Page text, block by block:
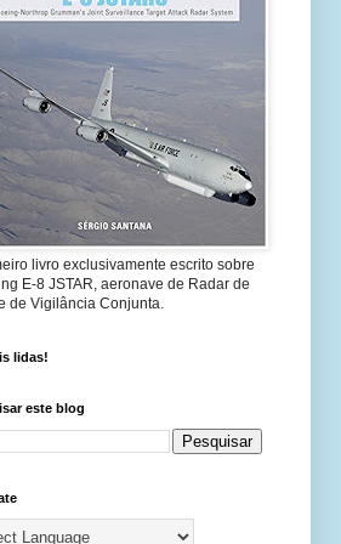
livro exclusivamente escrito sobre
E-8 JSTAR, aeronave de Radar de
de Vigilância Conjunta.
lidas!
este blog